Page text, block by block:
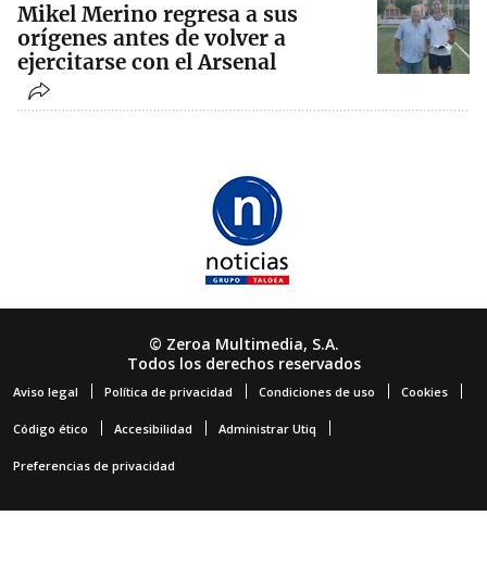
Mikel Merino regresa a sus
orígenes antes de volver a
ejercitarse con el Arsenal
© Zeroa Multimedia, S.A.
Todos los derechos reservados
Aviso legal Política de privacidad Condiciones de uso Cookies
Código ético Accesibilidad Administrar Utiq
Preferencias de privacidad